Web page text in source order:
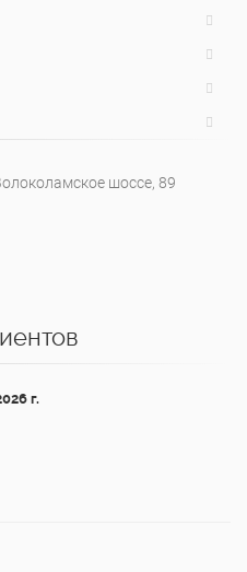
шоссе, 89
г.